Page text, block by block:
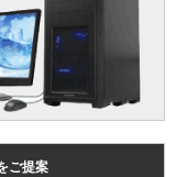
ご提案